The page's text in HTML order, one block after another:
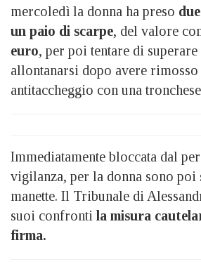
mercoledì la donna ha preso
un paio di scarpe, del valore
euro, per poi tentare di superare
allontanarsi dopo avere
antitaccheggio con una
Immediatamente bloccata dal
vigilanza, per la donna sono poi
manette. Il Tribunale di
suoi confronti la misura
firma.